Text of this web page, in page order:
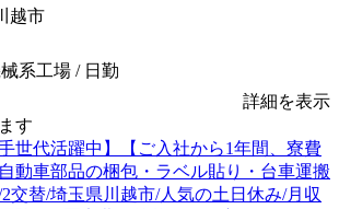
越市
系工場 / 日勤
詳細を表示
す